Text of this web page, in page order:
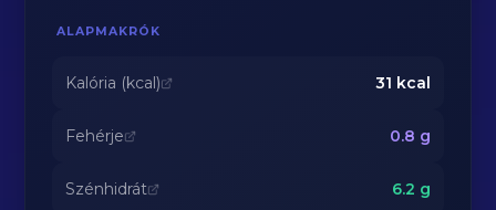
ALAPMAKRÓK
Kalória (kcal) 31 kcal
Fehérje 0.8 g
Szénhidrát 6.2 g